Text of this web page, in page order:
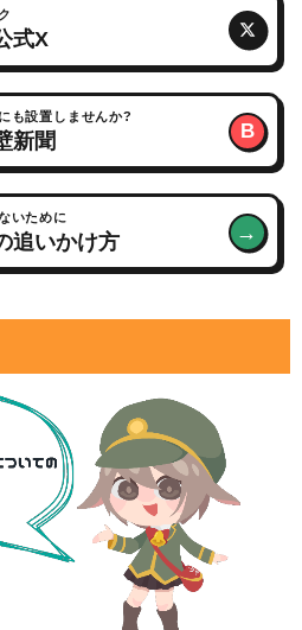
式X
も設置しませんか?
新聞 B
いために
追いかけ方 →